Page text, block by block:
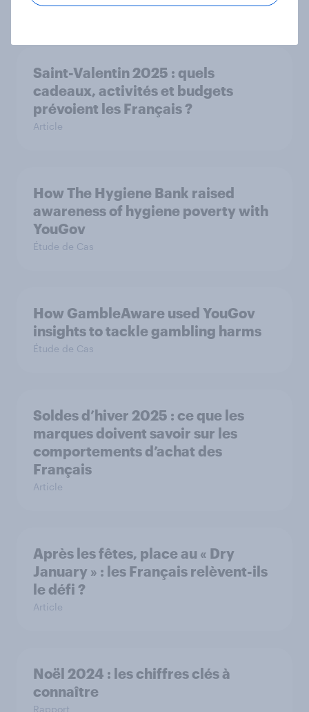
Rapport
Saint-Valentin 2025 : quels
cadeaux, activités et budgets
prévoient les Français ?
Article
How The Hygiene Bank raised
awareness of hygiene poverty with
YouGov
Étude de Cas
How GambleAware used YouGov
insights to tackle gambling harms
Étude de Cas
Soldes d’hiver 2025 : ce que les
marques doivent savoir sur les
comportements d’achat des
Français
Article
Après les fêtes, place au « Dry
January » : les Français relèvent-ils
le défi ?
Article
Noël 2024 : les chiffres clés à
connaître
Rapport